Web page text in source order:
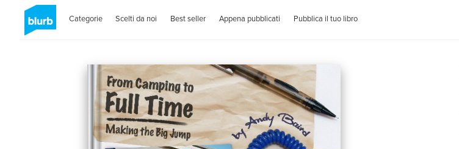
Categorie Scelti da noi Best seller Appena pubblicati Pubblica il tuo libro